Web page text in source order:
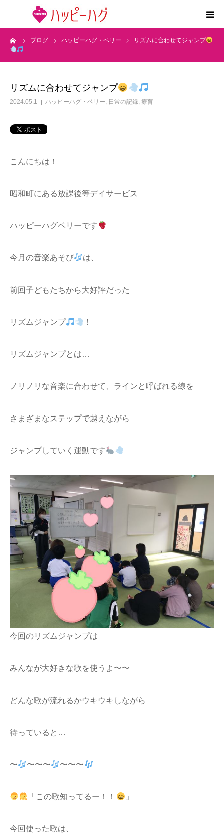
ブログ ハッピーハグ・ベリー リズムに合わせてジャンプ
リズムに合わせてジャンプ
2024.05.1 ハッピーハグ・ベリー, 日常の記録, 療育
こんにちは！
昭和町にある放課後等デイサービス
ハッピーハグベリーです
今月の音楽あそび は、
前回子どもたちから大好評だった
リズムジャンプ ！
リズムジャンプとは…
ノリノリな音楽に合わせて、ラインと呼ばれる線を
さまざまなステップで越えながら
ジャンプしていく運動です
今回のリズムジャンプは
みんなが大好きな歌を使うよ〜〜
どんな歌が流れるかウキウキしながら
待っていると…
〜 〜〜〜 〜〜〜
「この歌知ってるー！！ 」
今回使った歌は、
2つの特徴
活動内容
施設紹介
求人情報